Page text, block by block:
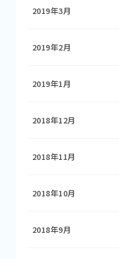
2019年3月
2019年2月
2019年1月
2018年12月
2018年11月
2018年10月
2018年9月